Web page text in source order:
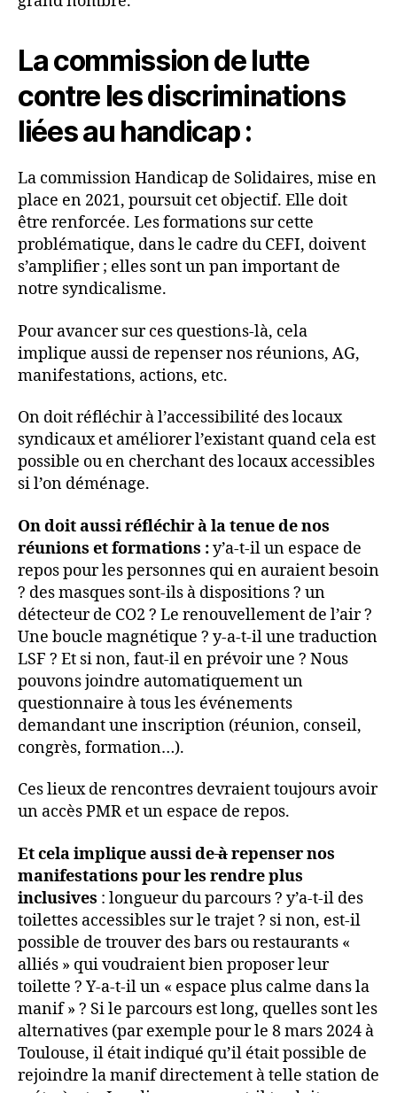
La commission de lutte
contre les discriminations
liées au handicap :
La commission Handicap de Solidaires, mise en
place en 2021, poursuit cet objectif. Elle doit
être renforcée. Les formations sur cette
problématique, dans le cadre du CEFI, doivent
s’amplifier ; elles sont un pan important de
notre syndicalisme.
Pour avancer sur ces questions-là, cela
implique aussi de repenser nos réunions, AG,
manifestations, actions, etc.
On doit réfléchir à l’accessibilité des locaux
syndicaux et améliorer l’existant quand cela est
possible ou en cherchant des locaux accessibles
si l’on déménage.
On doit aussi réfléchir à la tenue de nos
réunions et formations :y’a-t-il un espace de
repos pour les personnes qui en auraient besoin
? des masques sont-ils à dispositions ? un
détecteur de CO2 ? Le renouvellement de l’air ?
Une boucle magnétique ? y-a-t-il une traduction
LSF ? Et si non, faut-il en prévoir une ? Nous
pouvons joindre automatiquement un
questionnaire à tous les événements
demandant une inscription (réunion, conseil,
congrès, formation…).
Ces lieux de rencontres devraient toujours avoir
un accès PMR et un espace de repos.
Et cela implique aussi deàrepenser nos
manifestations pour les rendre plus
inclusives : longueur du parcours ? y’a-t-il des
toilettes accessibles sur le trajet ? si non, est-il
possible de trouver des bars ou restaurants «
alliés » qui voudraient bien proposer leur
toilette ? Y-a-t-il un « espace plus calme dans la
manif » ? Si le parcours est long, quelles sont les
alternatives (par exemple pour le 8 mars 2024 à
Toulouse, il était indiqué qu’il était possible de
rejoindre la manif directement à telle station de